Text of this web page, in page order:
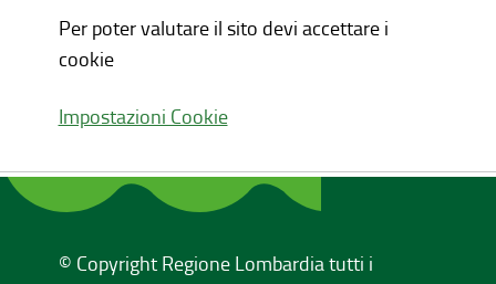
Per poter valutare il sito devi accettare i
cookie
Impostazioni Cookie
© Copyright Regione Lombardia tutti i